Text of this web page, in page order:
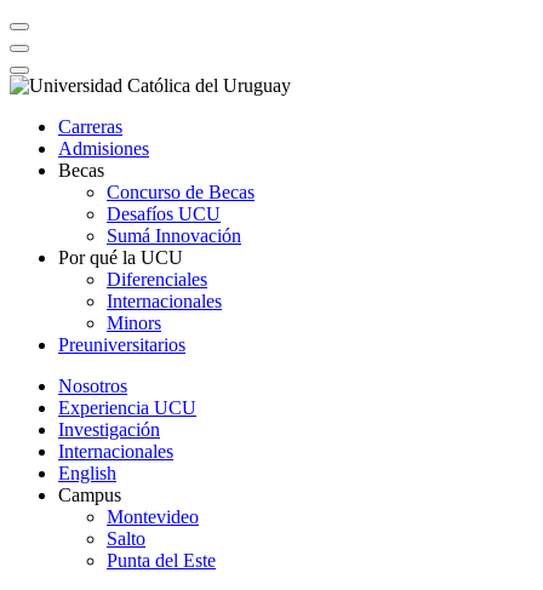
Carreras
Admisiones
Becas
Concurso de Becas
Desafíos UCU
Sumá Innovación
Por qué la UCU
Diferenciales
Internacionales
Minors
Preuniversitarios
Nosotros
Experiencia UCU
Investigación
Internacionales
English
Campus
Montevideo
Salto
Punta del Este